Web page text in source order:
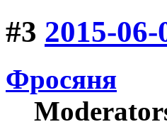
#3 2015-
Фросяня